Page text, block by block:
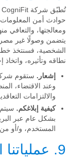
حوادث أمن المعلومات
يتضمن وصولًا غير مصرح
الشخصية، فسنتخذ
نطاقه وتأثيره،
إشعار.
وعند الاقتضاء،
والالتزامات
كيفية إبلاغكم.
بشكل عام عبر
المستخدم، و/أو
9. عملياتنا الدولية ونقل البيانات